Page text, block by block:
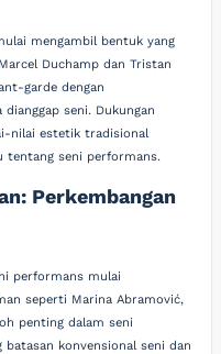
mengambil bentuk yang
Duchamp dan Tristan
garde dengan
seni. Dukungan
nilai estetik tradisional
tentang seni performans.
Perkembangan
performans mulai
seperti Marina Abramović,
penting dalam seni
konvensional seni dan